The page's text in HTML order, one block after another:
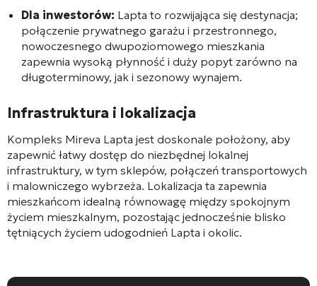
Dla inwestorów: Lapta to rozwijająca się destynacja;
połączenie prywatnego garażu i przestronnego,
nowoczesnego dwupoziomowego mieszkania
zapewnia wysoką płynność i duży popyt zarówno na
długoterminowy, jak i sezonowy wynajem.
Infrastruktura i lokalizacja
Kompleks Mireva Lapta jest doskonale położony, aby
zapewnić łatwy dostęp do niezbędnej lokalnej
infrastruktury, w tym sklepów, połączeń transportowych
i malowniczego wybrzeża. Lokalizacja ta zapewnia
mieszkańcom idealną równowagę między spokojnym
życiem mieszkalnym, pozostając jednocześnie blisko
tętniących życiem udogodnień Lapta i okolic.